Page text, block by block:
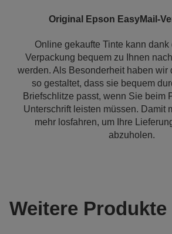
Original Epson EasyMail-
Online gekaufte Tinte kann
Verpackung bequem zu Ihnen
werden. Als Besonderheit haben wir
so gestaltet, dass sie bequem
Briefschlitze passt, wenn Sie beim
Unterschrift leisten müssen. Damit
mehr losfahren, um Ihre
abzuholen.
Weitere Produkte